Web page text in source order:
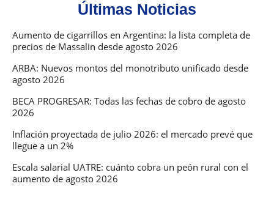
Últimas Noticias
Aumento de cigarrillos en Argentina: la lista completa de
precios de Massalin desde agosto 2026
ARBA: Nuevos montos del monotributo unificado desde
agosto 2026
BECA PROGRESAR: Todas las fechas de cobro de agosto
2026
Inflación proyectada de julio 2026: el mercado prevé que
llegue a un 2%
Escala salarial UATRE: cuánto cobra un peón rural con el
aumento de agosto 2026